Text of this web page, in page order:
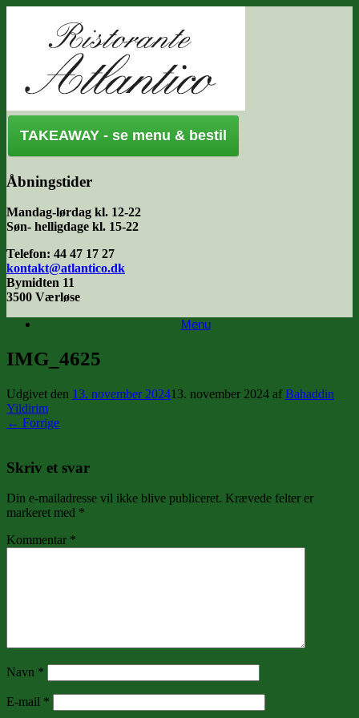
TAKEAWAY - se menu & bestil
Åbningstider
Mandag-lørdag kl. 12-22
Søn- helligdage kl. 15-22
Telefon: 44 47 17 27
kontakt@atlantico.dk
Bymidten 11
3500 Værløse
Menu
IMG_4625
Udgivet den 13. november 202413. november 2024 afBahaddin
Yildirim
← Forrige
Skriv et svar
Din e-mailadresse vil ikke blive publiceret. Krævede felter er
markeret med *
Kommentar *
Navn *
E-mail *